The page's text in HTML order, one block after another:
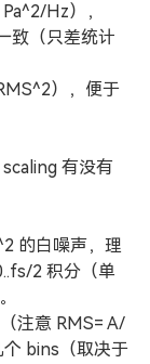
Hz），
致（只差统计
），便于
有没有
的白噪声，理
2 积分（单
注意 RMS= A/
bins（取决于